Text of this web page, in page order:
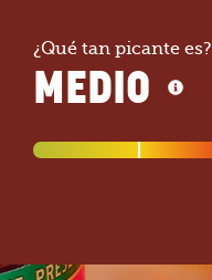
¿Qué tan picante es?
MEDIO